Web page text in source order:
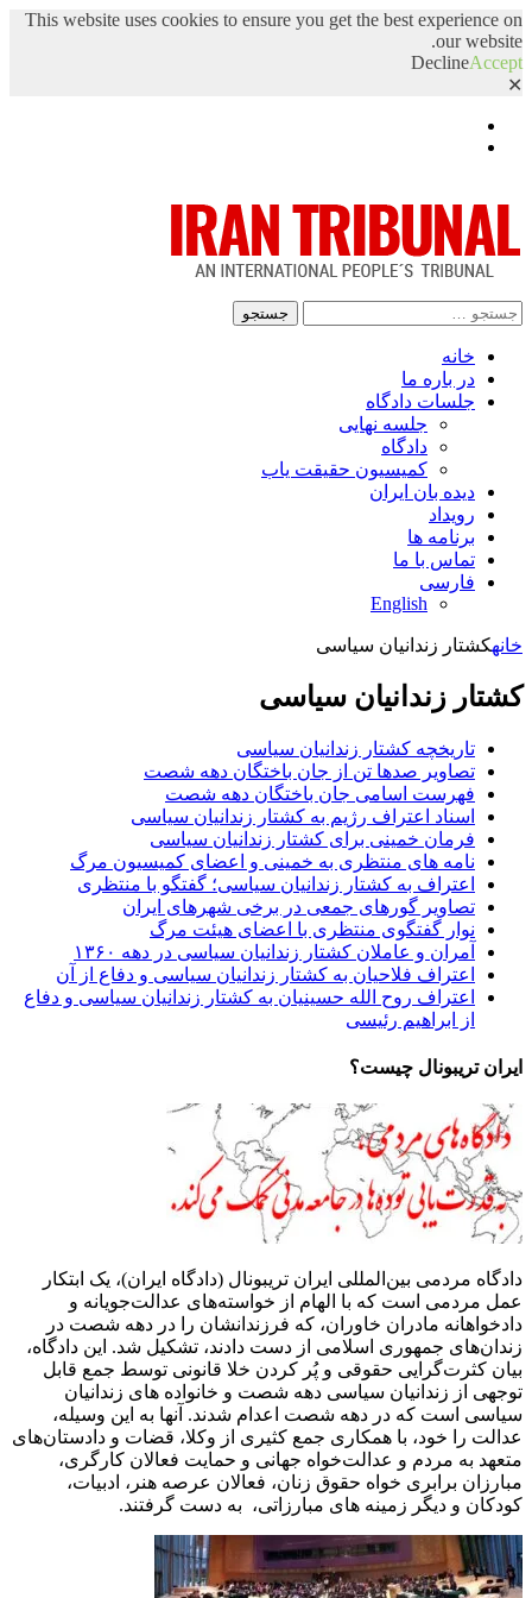
This website uses cookies to ensure you get the best experience on
our website.
DeclineAccept
✕
جستجو
خانه
در باره ما
جلسات دادگاه
جلسه نهایی
دادگاه
کمیسیون حقیقت یاب
دیده بان ایران
رویداد
برنامه ها
تماس با ما
فارسی
English
خانهکشتار زندانیان سیاسی
کشتار زندانیان سیاسی
تاریخچه کشتار زندانیان سیاسی
تصاویر صدها تن از جان باختگان دهه شصت
فهرست اسامی جان باختگان دهه شصت
اسناد اعتراف رژیم به کشتار زندانیان سیاسی
فرمان خمینی برای کشتار زندانیان سیاسی
نامه های منتظری به خمینی و اعضای کمیسیون مرگ
اعتراف به کشتار زندانیان سیاسی؛ گفتگو با منتظری
تصاویر گورهای جمعی در برخی شهرهای ایران
نوار گفتگوی منتظری با اعضای هیئت مرگ
آمران و عاملان کشتار زندانیان سیاسی در دهه­ ١٣۶٠
اعتراف فلاحیان به کشتار زندانیان سیاسی و دفاع از آن
اعتراف روح الله حسینیان به کشتار زندانیان سیاسی و دفاع
از ابراهیم رئیسی
ایران تریبونال چیست؟
دادگاه مردمی بین‌المللی ایران تریبونال (دادگاه ایران)، یک ابتکار
عمل مردمی است که با الهام از خواسته‌های عدالت‌جویانه و
دادخواهانه مادران خاوران، که فرزندانشان را در دهه شصت در
زندان‌های جمهوری اسلامی از دست دادند، تشکیل شد. این دادگاه،
بیان کثرت‌گرایی حقوقی و پُر کردن خلا قانونی توسط جمع قابل
توجهی از زندانیان سیاسی دهه شصت و خانواده های زندانیان
سیاسی است که در دهه شصت اعدام شدند. آنها به این وسیله،
عدالت را خود، با همکاری جمع کثیری از وکلا، قضات و دادستان‌های
متعهد به مردم و عدالت‌خواه جهانی و حمایت فعالان کارگری،
مبارزان برابری خواه حقوق زنان، فعالان عرصه هنر، ادبیات،
کودکان و دیگر زمینه های مبارزاتی، به دست گرفتند.